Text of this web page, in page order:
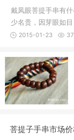
戴凤眼菩提手串有
少名贵，因芽眼如
提制2015-01-23
菩提子手串市场